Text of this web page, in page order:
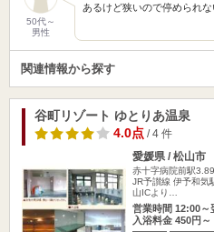
50代～
男性
あるけど狭いので停められな
関連情報から探す
谷町リゾート ゆとりあ温泉
4.0点/ 4 件
愛媛県 / 松山市
赤十字病院前駅
JR予讃線 伊予和気
山ICより…
営業時間 12:00～
入浴料金 450円～